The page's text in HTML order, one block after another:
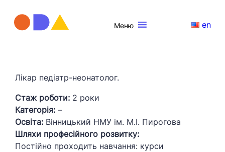
Меню en
Лікар педіатр-неонатолог.
Стаж роботи: 2 роки
Категорія: –
Освіта: Вінницький НМУ ім. М.І. Пирогова
Шляхи професійного розвитку:
Постійно проходить навчання: курси